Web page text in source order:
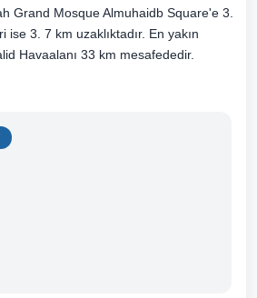
Grand Mosque Almuhaidb Square'e 3.
3. 7 km uzaklıktadır. En yakın
Havaalanı 33 km mesafededir.